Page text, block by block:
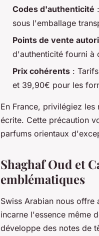
Codes d'authenticité
sous l'emballage
Points de vente
d'authenticité fourni à
Prix cohérents :
et 39,90€ pour les
En France, privilégiez
écrite. Cette précaution
parfums orientaux
Shaghaf Oud et
emblématiques
Swiss Arabian nous offre
incarne l'essence même
développe des notes de